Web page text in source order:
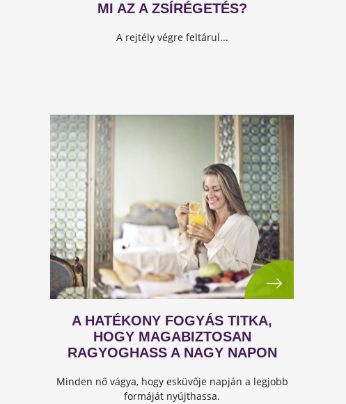
MI AZ A ZSÍRÉGETÉS?
A rejtély végre feltárul...
A HATÉKONY FOGYÁS TITKA,
HOGY MAGABIZTOSAN
RAGYOGHASS A NAGY NAPON
Minden nő vágya, hogy esküvője napján a legjobb
formáját nyújthassa.